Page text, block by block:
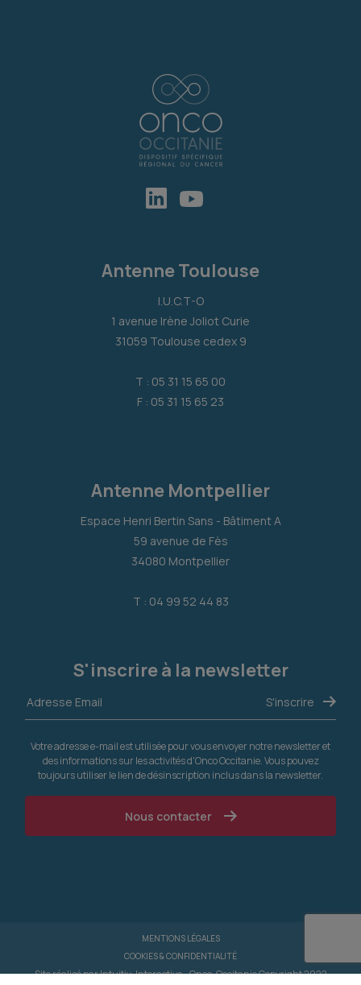
Antenne Toulouse
I.U.C.T-O
1 avenue Irène Joliot Curie
31059 Toulouse cedex 9
T : 05 31 15 65 00
F : 05 31 15 65 23
Antenne Montpellier
Espace Henri Bertin Sans - Bâtiment A
59 avenue de Fès
34080 Montpellier
T : 04 99 52 44 83
S'inscrire à la newsletter
Votre adresse e-mail est utilisée pour vous envoyer notre newsletter et
des informations sur les activités d'Onco Occitanie. Vous pouvez
toujours utiliser le lien de désinscription inclus dans la newsletter.
Nous contacter
MENTIONS LÉGALES
COOKIES & CONFIDENTIALITÉ
Site réalisé parIntuitiv-Interactive- Onco-Occitanie Copyright 2022